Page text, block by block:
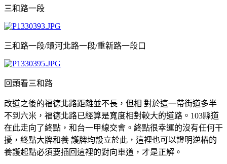
三和路一段
三和路一段/環河北路一段/重新路一段口
回頭看三和路
改道之後的福德北路距離並不長，但相 對於這一帶街道多半
不到六米，福德北路已經算是寬度相對較大的道路。103縣道
在此走向了終點，和台一甲線交會。終點很幸運的沒有任何干
擾，終點大牌和養 護牌均設立於此，這裡也可以證明逆樁的
養護起點必須要插回這裡的對向車道，才是正解。